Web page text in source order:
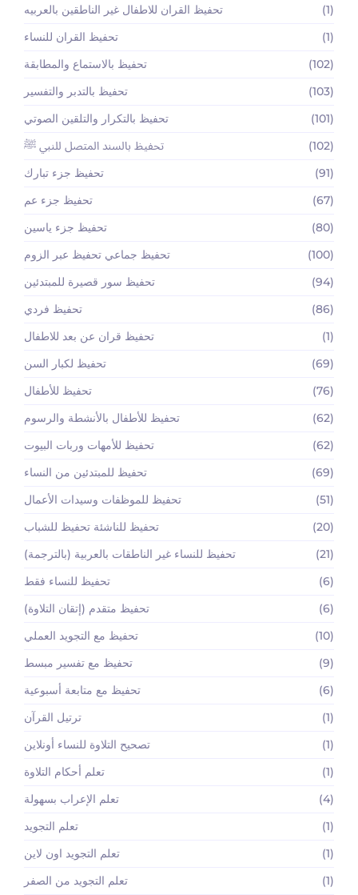
تحفيظ القران للاطفال غير الناطقين بالعربيه
(1)
تحفيظ القران للنساء
(1)
تحفيظ بالاستماع والمطابقة
(102)
تحفيظ بالتدبر والتفسير
(103)
تحفيظ بالتكرار والتلقين الصوتي
(101)
تحفيظ بالسند المتصل للنبي ﷺ
(102)
تحفيظ جزء تبارك
(91)
تحفيظ جزء عم
(67)
تحفيظ جزء ياسين
(80)
تحفيظ جماعي تحفيظ عبر الزوم
(100)
تحفيظ سور قصيرة للمبتدئين
(94)
تحفيظ فردي
(86)
تحفيظ قران عن بعد للاطفال
(1)
تحفيظ لكبار السن
(69)
تحفيظ للأطفال
(76)
تحفيظ للأطفال بالأنشطة والرسوم
(62)
تحفيظ للأمهات وربات البيوت
(62)
تحفيظ للمبتدئين من النساء
(69)
تحفيظ للموظفات وسيدات الأعمال
(51)
تحفيظ للناشئة تحفيظ للشباب
(20)
تحفيظ للنساء غير الناطقات بالعربية (بالترجمة)
(21)
تحفيظ للنساء فقط
(6)
تحفيظ متقدم (إتقان التلاوة)
(6)
تحفيظ مع التجويد العملي
(10)
تحفيظ مع تفسير مبسط
(9)
تحفيظ مع متابعة أسبوعية
(6)
ترتيل القرآن
(1)
تصحيح التلاوة للنساء أونلاين
(1)
تعلم أحكام التلاوة
(1)
تعلم الإعراب بسهولة
(4)
تعلم التجويد
(1)
تعلم التجويد اون لاين
(1)
تعلم التجويد من الصفر
(1)